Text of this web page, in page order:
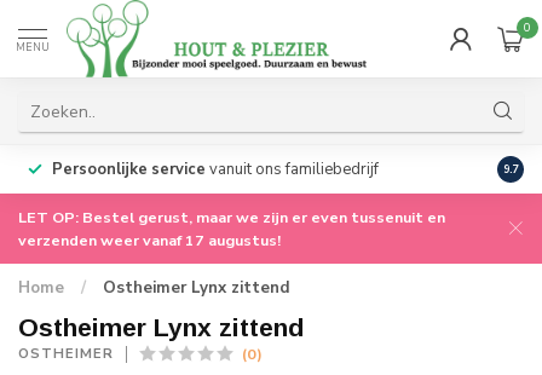
MENU
0
Persoonlijke service vanuit ons familiebedrijf 9.7
LET OP: Bestel gerust, maar we zijn er even tussenuit en
verzenden weer vanaf 17 augustus!
Home / Ostheimer Lynx zittend
Ostheimer Lynx zittend
OSTHEIMER (0)